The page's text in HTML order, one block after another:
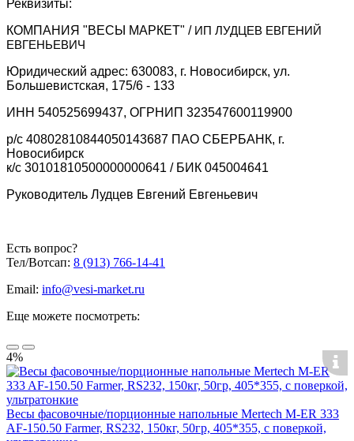
Реквизиты:
КОМПАНИЯ "ВЕСЫ МАРКЕТ" / ИП ЛУДЦЕВ ЕВГЕНИЙ
ЕВГЕНЬЕВИЧ
Юридический адрес: 630083, г. Новосибирск, ул.
Большевистская, 175/6 - 133
ИНН 540525699437, ОГРНИП 323547600119900
р/с 40802810844050143687 ПАО СБЕРБАНК, г.
Новосибирск
к/с 30101810500000000641 / БИК 045004641
Руководитель Лудцев Евгений Евгеньевич
Есть вопрос?
Тел/Вотсап: 8 (913) 766-14-41
Email: info@vesi-market.ru
Еще можете посмотреть:
4%
Весы фасовочные/порционные напольные Mertech M-ER 333
AF-150.50 Farmer, RS232, 150кг, 50гр, 405*355, с поверкой,